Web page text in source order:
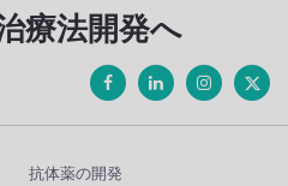
療法開発へ
抗体薬の開発